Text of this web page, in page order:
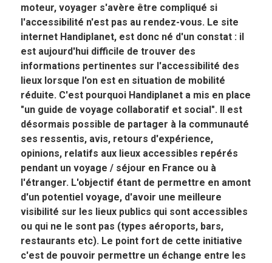
moteur, voyager s'avère être compliqué si
l'accessibilité n'est pas au rendez-vous. Le site
internet Handiplanet, est donc né d'un constat : il
est aujourd'hui difficile de trouver des
informations pertinentes sur l'accessibilité des
lieux lorsque l'on est en situation de mobilité
réduite. C'est pourquoi Handiplanet a mis en place
"un guide de voyage collaboratif et social". Il est
désormais possible de partager à la communauté
ses ressentis, avis, retours d'expérience,
opinions, relatifs aux lieux accessibles repérés
pendant un voyage / séjour en France ou à
l'étranger. L'objectif étant de permettre en amont
d'un potentiel voyage, d'avoir une meilleure
visibilité sur les lieux publics qui sont accessibles
ou qui ne le sont pas (types aéroports, bars,
restaurants etc). Le point fort de cette initiative
c'est de pouvoir permettre un échange entre les